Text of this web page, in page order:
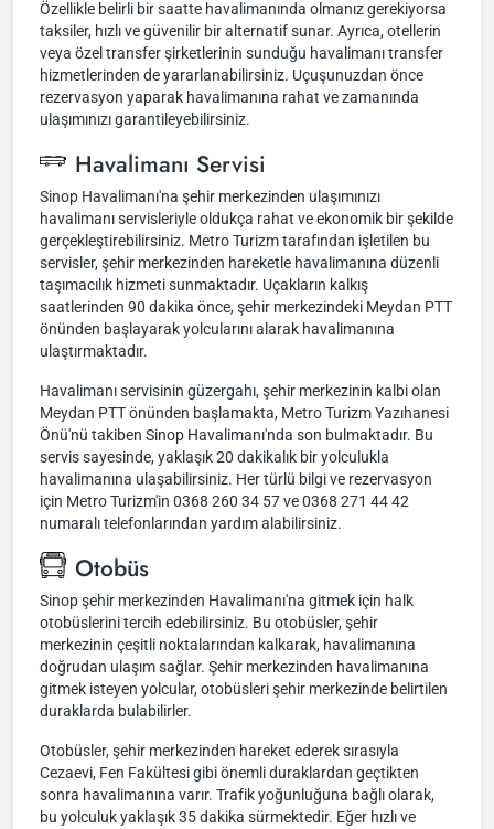
Özellikle belirli bir saatte havalimanında olmanız gerekiyorsa
taksiler, hızlı ve güvenilir bir alternatif sunar. Ayrıca, otellerin
veya özel transfer şirketlerinin sunduğu havalimanı transfer
hizmetlerinden de yararlanabilirsiniz. Uçuşunuzdan önce
rezervasyon yaparak havalimanına rahat ve zamanında
ulaşımınızı garantileyebilirsiniz.
Havalimanı Servisi
Sinop Havalimanı'na şehir merkezinden ulaşımınızı
havalimanı servisleriyle oldukça rahat ve ekonomik bir şekilde
gerçekleştirebilirsiniz. Metro Turizm tarafından işletilen bu
servisler, şehir merkezinden hareketle havalimanına düzenli
taşımacılık hizmeti sunmaktadır. Uçakların kalkış
saatlerinden 90 dakika önce, şehir merkezindeki Meydan PTT
önünden başlayarak yolcularını alarak havalimanına
ulaştırmaktadır.
Havalimanı servisinin güzergahı, şehir merkezinin kalbi olan
Meydan PTT önünden başlamakta, Metro Turizm Yazıhanesi
Önü'nü takiben Sinop Havalimanı'nda son bulmaktadır. Bu
servis sayesinde, yaklaşık 20 dakikalık bir yolculukla
havalimanına ulaşabilirsiniz. Her türlü bilgi ve rezervasyon
için Metro Turizm'in 0368 260 34 57 ve 0368 271 44 42
numaralı telefonlarından yardım alabilirsiniz.
Otobüs
Sinop şehir merkezinden Havalimanı'na gitmek için halk
otobüslerini tercih edebilirsiniz. Bu otobüsler, şehir
merkezinin çeşitli noktalarından kalkarak, havalimanına
doğrudan ulaşım sağlar. Şehir merkezinden havalimanına
gitmek isteyen yolcular, otobüsleri şehir merkezinde belirtilen
duraklarda bulabilirler.
Otobüsler, şehir merkezinden hareket ederek sırasıyla
Cezaevi, Fen Fakültesi gibi önemli duraklardan geçtikten
sonra havalimanına varır. Trafik yoğunluğuna bağlı olarak,
bu yolculuk yaklaşık 35 dakika sürmektedir. Eğer hızlı ve